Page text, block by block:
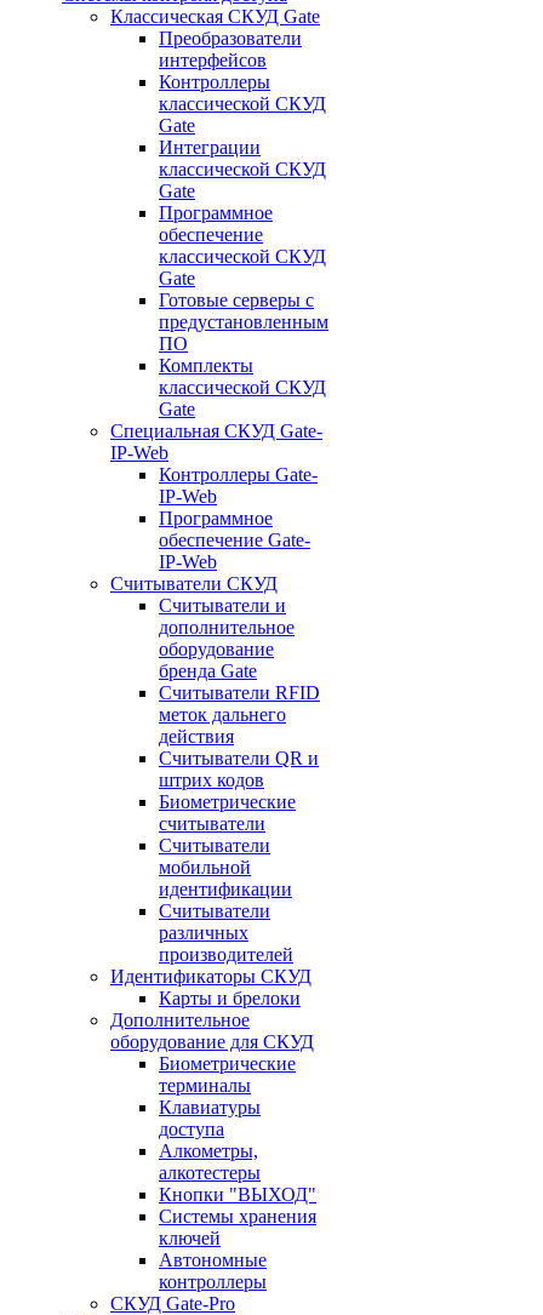
Классическая СКУД Gate
Преобразователи
интерфейсов
Контроллеры
классической СКУД
Gate
Интеграции
классической СКУД
Gate
Программное
обеспечение
классической СКУД
Gate
Готовые серверы с
предустановленным
ПО
Комплекты
классической СКУД
Gate
Специальная СКУД Gate-
IP-Web
Контроллеры Gate-
IP-Web
Программное
обеспечение Gate-
IP-Web
Считыватели СКУД
Считыватели и
дополнительное
оборудование
бренда Gate
Считыватели RFID
меток дальнего
действия
Считыватели QR и
штрих кодов
Биометрические
считыватели
Считыватели
мобильной
идентификации
Считыватели
различных
производителей
Идентификаторы СКУД
Карты и брелоки
Дополнительное
оборудование для СКУД
Биометрические
терминалы
Клавиатуры
доступа
Алкометры,
алкотестеры
Кнопки "ВЫХОД"
Системы хранения
ключей
Автономные
контроллеры
СКУД Gate-Pro